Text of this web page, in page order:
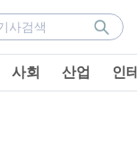
사회 산업 인